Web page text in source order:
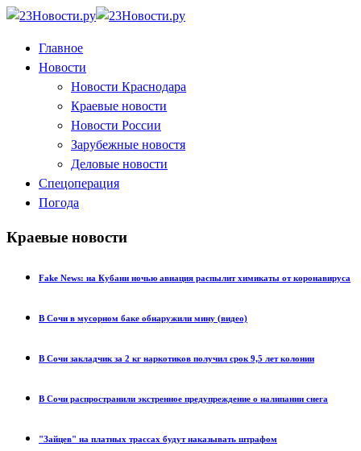
Главное
Новости
Новости Краснодара
Краевые новости
Новости России
Зарубежные новостя
Деловые новости
Спецоперация
Погода
Краевые новости
Fake News: на Кубани ночью авиация распылит химикаты от коронавируса
В Сочи в мусорном баке обнаружили мину (видео)
В Сочи закладчик за 2 кг наркотиков получил срок 9,5 лет колонии
В Сочи распространили экстренное предупреждение о налипании снега
"Зайцев" на платных трассах будут наказывать штрафом